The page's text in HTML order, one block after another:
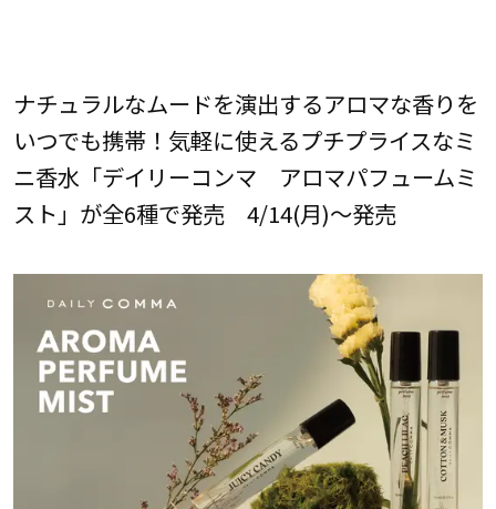
ナチュラルなムードを演出するアロマな香りを
いつでも携帯！気軽に使えるプチプライスなミ
ニ香水「デイリーコンマ アロマパフュームミ
スト」が全6種で発売 4/14(月)～発売